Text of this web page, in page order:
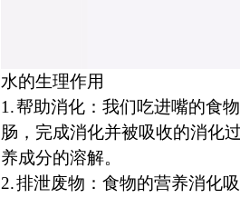
水的生理作用
1.帮助消化：我们吃进嘴的食
肠，完成消化并被吸收的消化
养成分的溶解。
2.排泄废物：食物的营养消化